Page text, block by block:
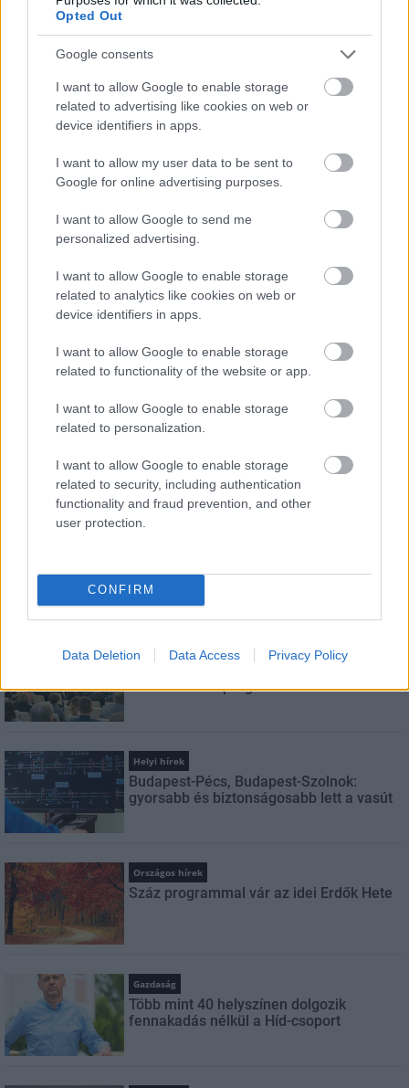
Opted Out
Google consents
I want to allow Google to enable storage
related to advertising like cookies on web or
device identifiers in apps.
I want to allow my user data to be sent to
Google for online advertising purposes.
I want to allow Google to send me
personalized advertising.
I want to allow Google to enable storage
related to analytics like cookies on web or
device identifiers in apps.
I want to allow Google to enable storage
related to functionality of the website or app.
I want to allow Google to enable storage
related to personalization.
I want to allow Google to enable storage
related to security, including authentication
functionality and fraud prevention, and other
user protection.
CONFIRM
Data Deletion Data Access Privacy Policy
Elkészült a Liszt Ferenc repülőtér
közműhálózatának fejlesztése
Látlelet a hazai víziközművekről?
Egyetlen, fél évszázados vezetéken
múlt Bicske vízellátása
HÍRLEVÉL
E-mail cím
Feliratkozom a hírlevélre és elfogadom az
adatvédelmi
szabályzatot!
LEGNÉZETTEBB
Aktuális
erősítő Pénz7 programsorozat
Helyi hírek
Budapest-Pécs, Budapest-Szolnok:
gyorsabb és biztonságosabb lett a vasút
Országos hírek
Száz programmal vár az idei Erdők Hete
Gazdaság
Több mint 40 helyszínen dolgozik
fennakadás nélkül a Híd-csoport